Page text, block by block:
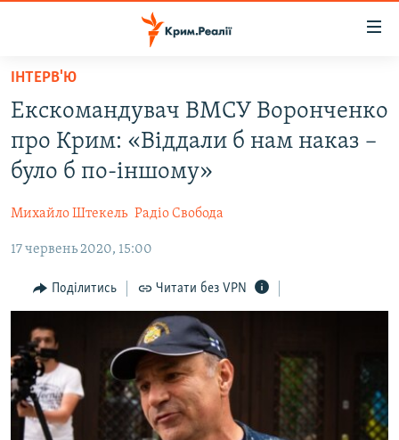
Перейти
основного
матеріалу
Перейти
до
основної
Перейти
пошуку
ВІДЕО ТА ФОТО
БЛОГИ
ПОГЛЯД
ІНТЕРВ'Ю
СПЕЦПРОЕКТИ
ДЕПОРТАЦІЯ
ВІДЕОУРОКИ «ELIFBE»
ЯК ОБІЙТИ БЛОКУВАННЯ
Русский
ІНТЕРВ'Ю
Екскомандувач ВМСУ Воронченко
про Крим: «Віддали б нам наказ –
було б по-іншому»
Михайло Штекель Радіо Свобода
17 червень 2020, 15:00
Поділитись Читати без VPN